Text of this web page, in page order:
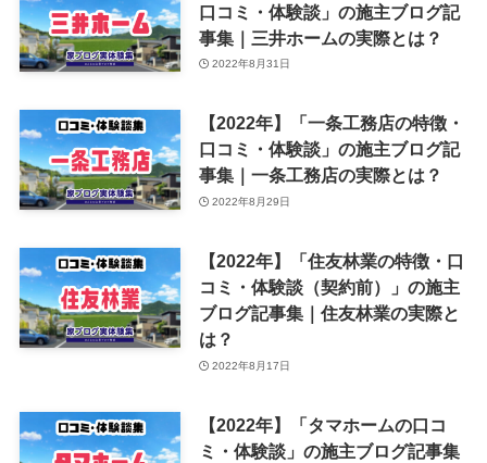
口コミ・体験談」の施主ブログ記
事集｜三井ホームの実際とは？
2022年8月31日
【2022年】「一条工務店の特徴・
口コミ・体験談」の施主ブログ記
事集｜一条工務店の実際とは？
2022年8月29日
【2022年】「住友林業の特徴・口
コミ・体験談（契約前）」の施主
ブログ記事集｜住友林業の実際と
は？
2022年8月17日
【2022年】「タマホームの口コ
ミ・体験談」の施主ブログ記事集